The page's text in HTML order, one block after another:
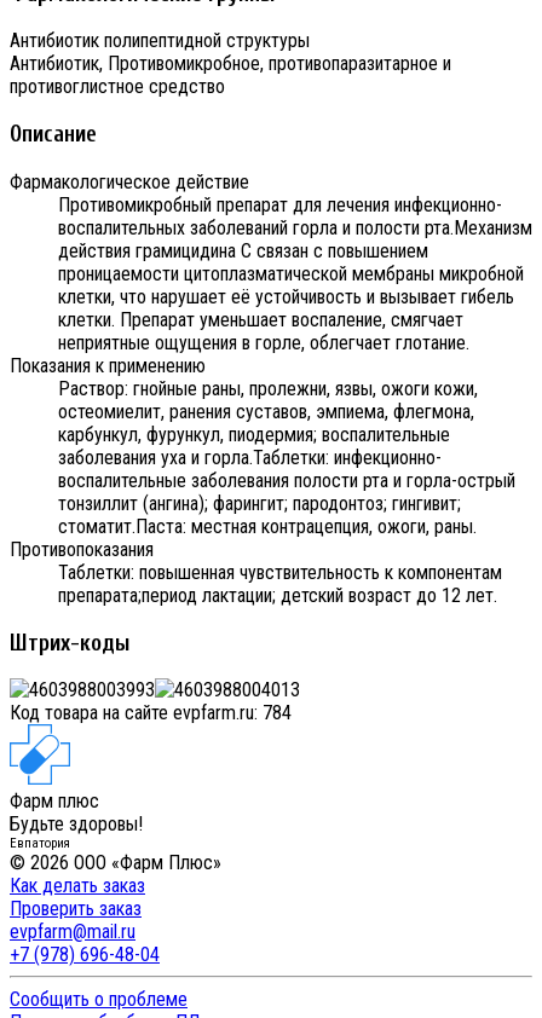
Антибиотик полипептидной структуры
Антибиотик, Противомикробное, противопаразитарное и
противоглистное средство
Описание
Фармакологическое действие
Противомикробный препарат для лечения инфекционно-
воспалительных заболеваний горла и полости рта.Механизм
действия грамицидина С связан с повышением
проницаемости цитоплазматической мембраны микробной
клетки, что нарушает её устойчивость и вызывает гибель
клетки. Препарат уменьшает воспаление, смягчает
неприятные ощущения в горле, облегчает глотание.
Показания к применению
Раствор: гнойные раны, пролежни, язвы, ожоги кожи,
остеомиелит, ранения суставов, эмпиема, флегмона,
карбункул, фурункул, пиодермия; воспалительные
заболевания уха и горла.Таблетки: инфекционно-
воспалительные заболевания полости рта и горла-острый
тонзиллит (ангина); фарингит; пародонтоз; гингивит;
стоматит.Паста: местная контрацепция, ожоги, раны.
Противопоказания
Таблетки: повышенная чувствительность к компонентам
препарата;период лактации; детский возраст до 12 лет.
Штрих-коды
Код товара на сайте evpfarm.ru: 784
Фарм плюс
Будьте здоровы!
Евпатория
© 2026 ООО «Фарм Плюс»
Как делать заказ
Проверить заказ
evpfarm@mail.ru
+7 (978) 696-48-04
Сообщить о проблеме